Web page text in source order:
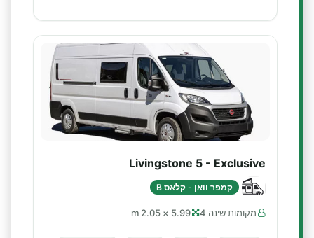
Livingstone 5 - Exclusive
קמפר וואן - קלאס B
מקומות שינה 4 5.99 × 2.05 m